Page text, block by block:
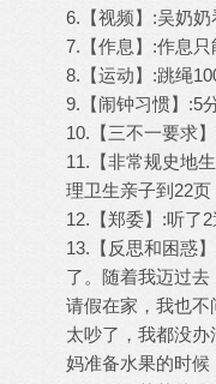
6.【视频】:吴奶
7.【作息】:作息
8.【运动】:跳绳
9.【闹钟习惯】:5
10.【三不一要求
11.【非常规史地
理卫生亲子到22
12.【郑委】:听了
13.【反思和困惑
了。随着我迈过
请假在家，我也
太吵了，我都没
妈准备水果的时